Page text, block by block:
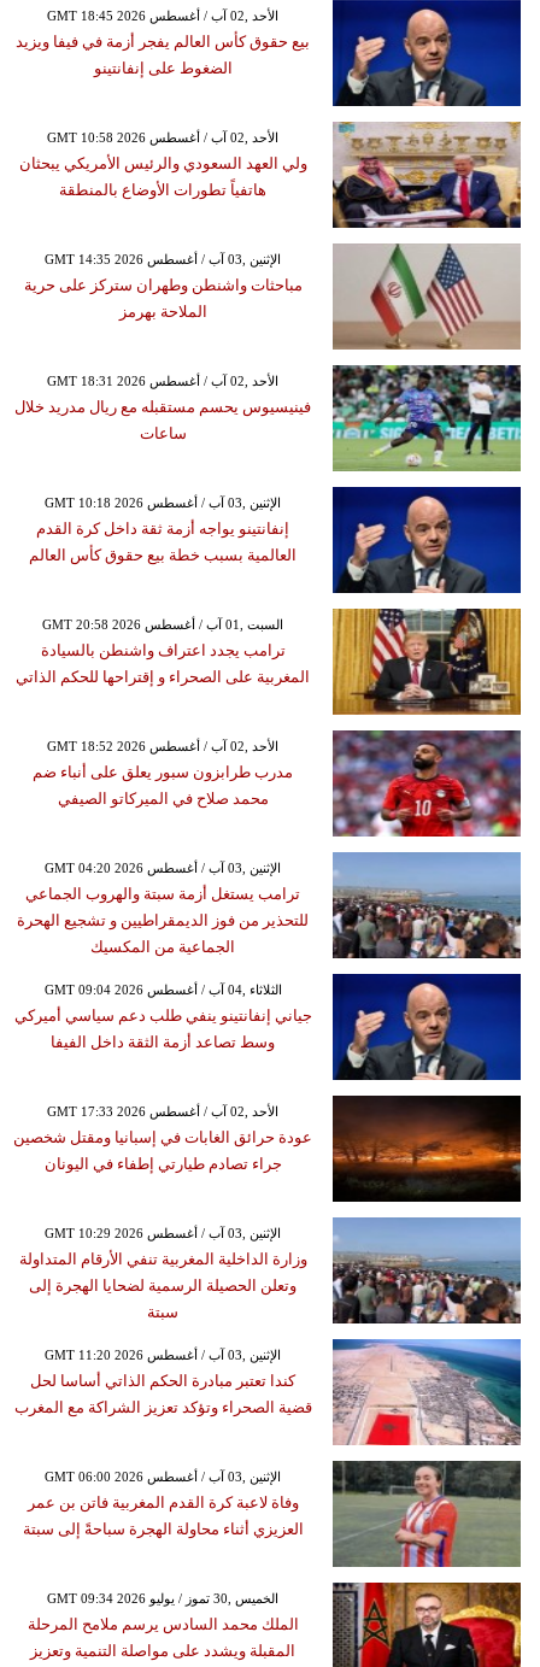
GMT 18:45 2026 الأحد ,02 آب / أغسطس
بيع حقوق كأس العالم يفجر أزمة في فيفا ويزيد
الضغوط على إنفانتينو
GMT 10:58 2026 الأحد ,02 آب / أغسطس
ولي العهد السعودي والرئيس الأمريكي يبحثان
هاتفياً تطورات الأوضاع بالمنطقة
GMT 14:35 2026 الإثنين ,03 آب / أغسطس
مباحثات واشنطن وطهران ستركز على حرية
الملاحة بهرمز
GMT 18:31 2026 الأحد ,02 آب / أغسطس
فينيسيوس يحسم مستقبله مع ريال مدريد خلال
ساعات
GMT 10:18 2026 الإثنين ,03 آب / أغسطس
إنفانتينو يواجه أزمة ثقة داخل كرة القدم
العالمية بسبب خطة بيع حقوق كأس العالم
GMT 20:58 2026 السبت ,01 آب / أغسطس
ترامب يجدد اعتراف واشنطن بالسيادة
المغربية على الصحراء و إقتراحها للحكم الذاتي
GMT 18:52 2026 الأحد ,02 آب / أغسطس
مدرب طرابزون سبور يعلق على أنباء ضم
محمد صلاح في الميركاتو الصيفي
GMT 04:20 2026 الإثنين ,03 آب / أغسطس
ترامب يستغل أزمة سبتة والهروب الجماعي
للتحذير من فوز الديمقراطيين و تشجيع الهحرة
الجماعية من المكسيك
GMT 09:04 2026 الثلاثاء ,04 آب / أغسطس
جياني إنفانتينو ينفي طلب دعم سياسي أميركي
وسط تصاعد أزمة الثقة داخل الفيفا
GMT 17:33 2026 الأحد ,02 آب / أغسطس
عودة حرائق الغابات في إسبانيا ومقتل شخصين
جراء تصادم طيارتي إطفاء في اليونان
GMT 10:29 2026 الإثنين ,03 آب / أغسطس
وزارة الداخلية المغربية تنفي الأرقام المتداولة
وتعلن الحصيلة الرسمية لضحايا الهجرة إلى
سبتة
GMT 11:20 2026 الإثنين ,03 آب / أغسطس
كندا تعتبر مبادرة الحكم الذاتي أساسا لحل
قضية الصحراء وتؤكد تعزيز الشراكة مع المغرب
GMT 06:00 2026 الإثنين ,03 آب / أغسطس
وفاة لاعبة كرة القدم المغربية فاتن بن عمر
العزيزي أثناء محاولة الهجرة سباحةً إلى سبتة
GMT 09:34 2026 الخميس ,30 تموز / يوليو
الملك محمد السادس يرسم ملامح المرحلة
المقبلة ويشدد على مواصلة التنمية وتعزيز